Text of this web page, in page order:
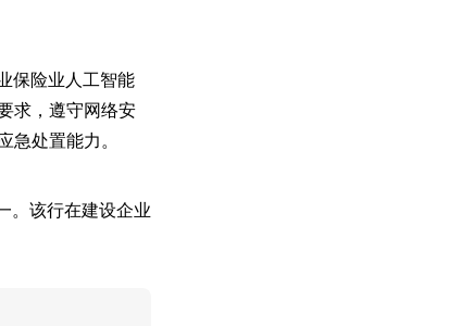
保险业人工智能
求，遵守网络安
处置能力。
。该行在建设企业